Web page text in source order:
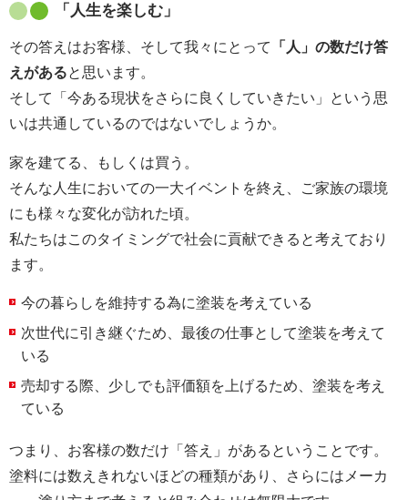
「人生を楽しむ」
その答えはお客様、そして我々にとって
「人」の数だけ答
えがあると思います。
そして「今ある現状をさらに良くしていきたい」という思
いは共通しているのではないでしょうか。
家を建てる、もしくは買う。
そんな人生においての一大イベントを終え、ご家族の環境
にも様々な変化が訪れた頃。
私たちはこのタイミングで社会に貢献できると考えており
ます。
今の暮らしを維持する為に塗装を考えている
次世代に引き継ぐため、最後の仕事として塗装を考えて
いる
売却する際、少しでも評価額を上げるため、塗装を考え
ている
つまり、お客様の数だけ「答え」があるということです。
塗料には数えきれないほどの種類があり、さらにはメーカ